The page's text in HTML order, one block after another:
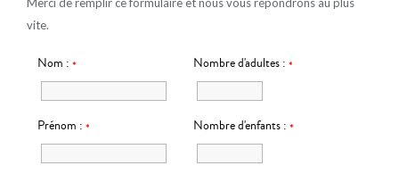
vite.
Nom : *
Prénom : *
Nombre d'adultes :*
Nombre d'enfants :*